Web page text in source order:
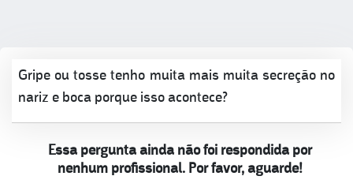
Gripe ou tosse tenho muita mais muita secreção no
nariz e boca porque isso acontece?
Essa pergunta ainda não foi respondida por
nenhum profissional. Por favor, aguarde!